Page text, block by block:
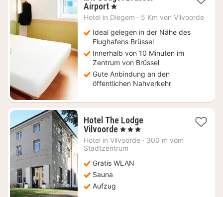
Airport1
Nacht
81
€
, 1 Sterne
Hotel in Diegem · 5 Km von Vilvoorde
Ideal gelegen in der Nähe des
Flughafens Brüssel
Innerhalb von 10 Minuten im
Zentrum von Brüssel
Gute Anbindung an den
öffentlichen Nahverkehr
Hotel The Lodge
Vilvoorde1
Nacht
ab
€
, 3 Sterne
Hotel in Vilvoorde · 300 m vom
Stadtzentrum
Gratis WLAN
Sauna
Aufzug